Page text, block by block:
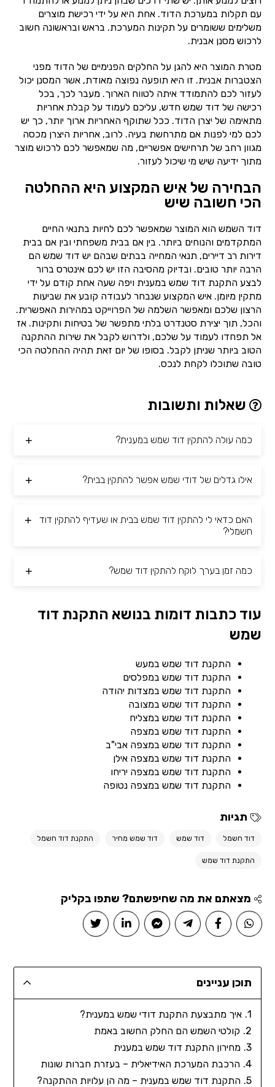
עם תקלות במערכת הדוד. אחת היא על ידי רכישת מוצרים
משלימים ששומרים על תקינות המערכת. בראש ובראשונה חשוב
לרכוש מסנן אבנית.
מטרת המוצר היא להגן על החלקים הפנימיים של הדוד מפני
הצטברות אבנית. זו היא תופעה נפוצה מאודת, אשר המסנן יכול
לעזור לכם להתמודד איתה לטווח הארוך. מעבר לכך, בכל
רכישה של דוד שמש חדש, עליכם לעמוד על קבלת אחריות
מתאימה של יצרן הדוד. ככל שתוקף האחריות ארוך יותר, כך יש
לכם למי לפנות אם מתרחשת בעיה. לרוב, אחריות היצרן מכסה
מגוון רחב של תרחישים אפשריים, מה שמאפשר לכם לרכוש מוצר
מתוך ידיעה שיש מי שיכול לעזור.
הבחירה של איש המקצוע היא ההחלטה
הכי חשובה שיש
דוד השמש הוא המוצר שמאפשר לכם לחיות בתנאי החיים
המתקדמים והנוחים ביותר. בין אם בבית משפחתי ובין אם בבית
דירות רב דיירים, תנאי המחייה בבתים שבהם יש דוד שמש הם
הרבה יותר טובים. ובדיוק מהסיבה הזו יש לכם אינטרס ברור
לבצע התקנת דוד שמש במענית ויפה שעה אחת קודם על ידי
מתקין מיומן. איש המקצוע שנבחר לעבודה קובע את שביעות
הרצון שלכם ומאפשר השלמה של הפרוייקט במהירות האפשרית.
והכל, תוך יצירת סטנדרט בלתי מתפשר של בטיחות ותקינות. אז
אל תפחדו לעמוד על שלכם, ולדרוש לקבל את שירות ההתקנה
הטוב ביותר שניתן לקבל. בסופו של יום זאת תהיה ההחלטה הכי
טובה שתוכלו לקחת לנכס.
שאלות ותשובות
כמה עולה להתקין דוד שמש במענית?
אילו גדלים של דודי שמש אפשר להתקין בבית?
האם כדאי לי להתקין דוד שמש בבית או שעדיף להתקין דוד
חשמלי?
כמה זמן בערך לוקח להתקין דוד שמש?
עוד כתבות דומות בנושא התקנת דוד
שמש
התקנת דוד שמש במעש
התקנת דוד שמש במפלסים
התקנת דוד שמש במצדות יהודה
התקנת דוד שמש במצובה
התקנת דוד שמש במצליח
התקנת דוד שמש במצפה
התקנת דוד שמש במצפה אבי"ב
התקנת דוד שמש במצפה אילן
התקנת דוד שמש במצפה יריחו
התקנת דוד שמש במצפה נטופה
תגיות
דוד חשמל דוד שמש דוד שמש מחיר התקנת דוד חשמל
התקנת דוד שמש
מצאתם את מה שחיפשתם? שתפו בקליק
תוכן עניינים
איך מתבצעת התקנת דודי שמש במענית?
קולטי השמש הם החלק החשוב באמת
מחירון התקנת דוד שמש במענית
הרכבת המערכת האידיאלית – בעזרת חברות שונות
התקנת דוד שמש במענית – מה הן עלויות ההתקנה?